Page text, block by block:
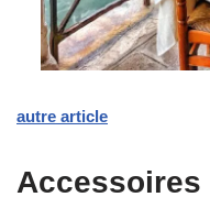
autre article
Accessoires